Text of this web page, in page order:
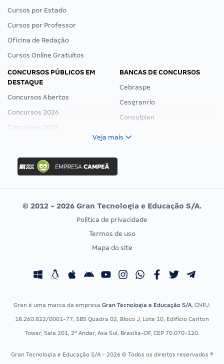
Cursos por Estado
Cursos por Professor
Oficina de Redação
Cursos Online Gratuitos
CONCURSOS PÚBLICOS EM
DESTAQUE
Concursos Abertos
Concursos 2026
Concursos 2025
Concurso Ibama
Concurso MPU
Editais publicados
BANCAS DE CONCURSOS
Cebraspe
Cesgranrio
Consulplan
Vunesp
CONCURSOS POR PROFISSÃO
Concursos Fiscais
Concursos Saúde
Residência Multiprofissional
EXAME DE ORDEM
Calendário OAB
Veja mais
© 2012 - 2026 Gran Tecnologia e Educação S/A.
Política de privacidade
Termos de uso
Mapa do site
Gran é uma marca da empresa Gran Tecnologia e Educação S/A, CNPJ:
18.260.822/0001-77, SBS Quadra 02, Bloco J, Lote 10, Edifício Carlton
Tower, Sala 201, 2º Andar, Asa Sul, Brasília-DF, CEP 70.070-120.
Gran Tecnologia e Educação S/A - 2026 © Todos os direitos reservados ®